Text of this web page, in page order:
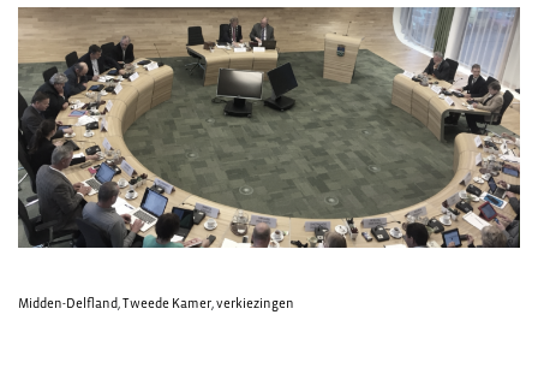
Midden-Delfland,Tweede Kamer,verkiezingen